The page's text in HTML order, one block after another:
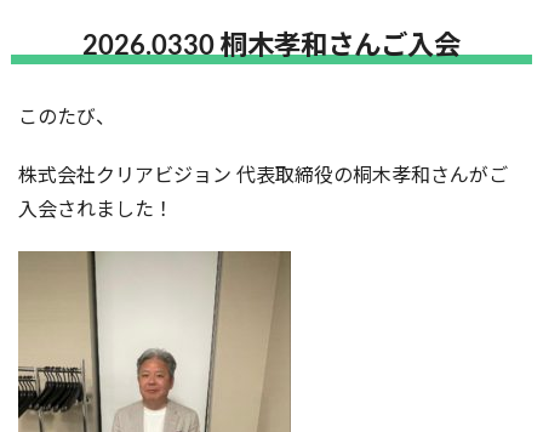
2026.0330 桐木孝和さんご入会
このたび、
株式会社クリアビジョン 代表取締役の桐木孝和さんがご
入会されました！